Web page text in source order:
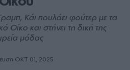
Κάι πουλάει φούτερ με τα
Οίκο και στήνει τη δική της
μόδας
ΟΚΤ 01, 2025